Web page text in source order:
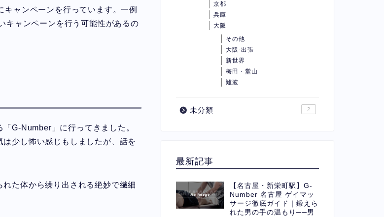
ャンペーンを行っています。一例
キャンペーンを行う可能性があるの
G-Number」に行ってきました。
少し怖い感じもしましたが、話を
た体から繰り出される絶妙で繊細
京都
兵庫
大阪
その他
大阪-出張
新世界
梅田・堂山
難波
未分類 2
最新記事
【名古屋・新栄町駅】G-
Number 名古屋 ゲイマッ
サージ徹底ガイド｜鍛えら
れた男の手の温もり──男